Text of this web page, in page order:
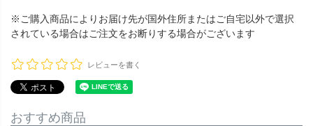
※ご購入商品によりお届け先が国外住所またはご自宅以外で選択
されている場合はご注文をお断りする場合がございます
レビューを書く
おすすめ商品